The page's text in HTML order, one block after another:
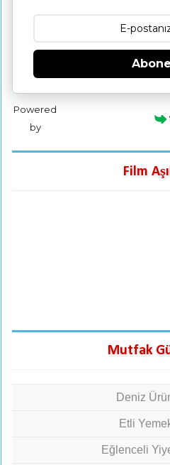
Powered
by
Film
Mutfak
Deniz
Etli
Eğlenceli